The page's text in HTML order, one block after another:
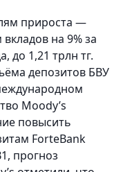
прироста —
на 9% за
до 1,21 трлн тг.
депозитов БВУ
Moody’s
повысить
ForteBank
прогноз